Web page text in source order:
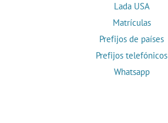
Lada USA
Matrículas
Prefijos de países
Prefijos telefónicos
Whatsapp